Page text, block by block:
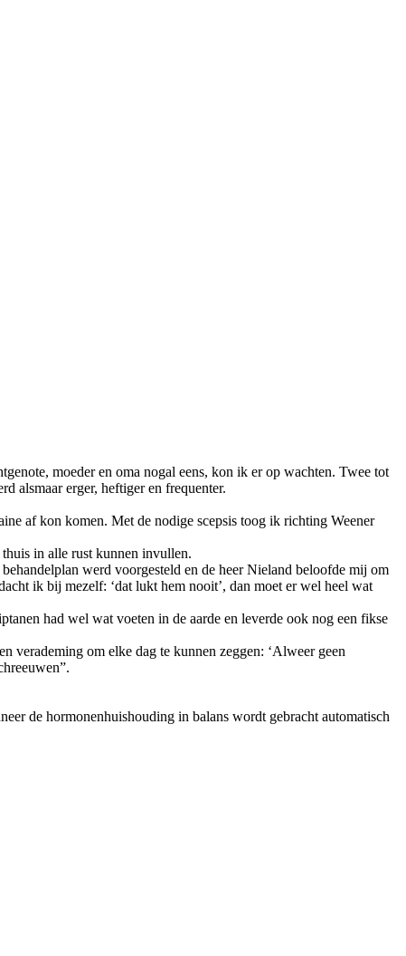
moeder en oma nogal eens, kon ik er op wachten. Twee tot
alsmaar erger, heftiger en frequenter.
af kon komen. Met de nodige scepsis toog ik richting Weener
in alle rust kunnen invullen.
werd voorgesteld en de heer Nieland beloofde mij om
ik bij mezelf: ‘dat lukt hem nooit’, dan moet er wel heel wat
had wel wat voeten in de aarde en leverde ook nog een fikse
verademing om elke dag te kunnen zeggen: ‘Alweer geen
de hormonenhuishouding in balans wordt gebracht automatisch